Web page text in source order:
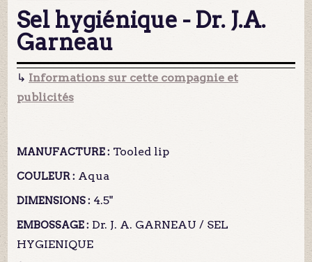
MA COLLECTION
CONTACT
Sel hygiénique - Dr. J.A.
Garneau
↳ Informations sur cette compagnie et
publicités
MANUFACTURE : Tooled lip
COULEUR : Aqua
DIMENSIONS : 4.5"
EMBOSSAGE : Dr. J. A. GARNEAU / SEL
HYGIENIQUE